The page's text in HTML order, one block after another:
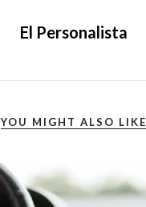
El Personalista
YOU MIGHT ALSO LIKE